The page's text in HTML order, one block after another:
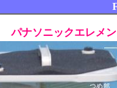
パナソニックエレメ